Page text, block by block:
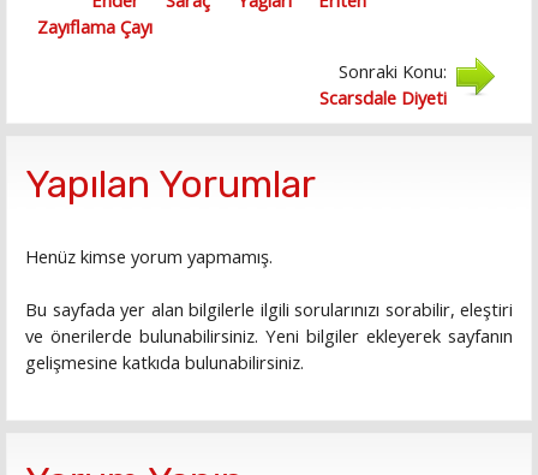
Zayıflama Çayı
Sonraki Konu:
Scarsdale Diyeti
Yapılan Yorumlar
Henüz kimse yorum yapmamış.
Bu sayfada yer alan bilgilerle ilgili sorularınızı sorabilir, eleştiri
ve önerilerde bulunabilirsiniz. Yeni bilgiler ekleyerek sayfanın
gelişmesine katkıda bulunabilirsiniz.